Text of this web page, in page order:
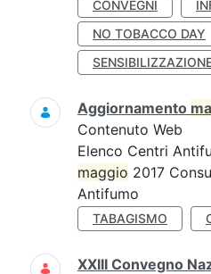
CONVEGNI
NO TOBACCO DAY
Aggiornamento
Contenuto Web
Elenco Centri
maggio 2017
Antifumo
TABAGISMO
XXIII Convegno